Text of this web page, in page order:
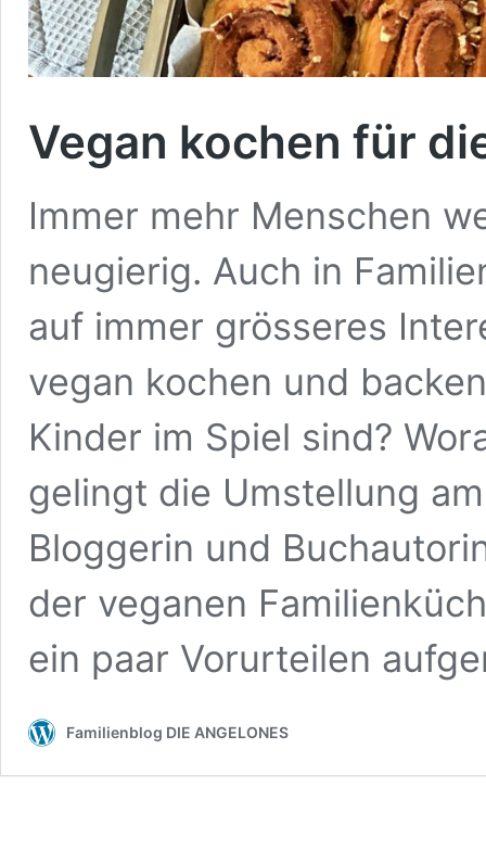
Vegan kochen für
Immer mehr Menschen
neugierig. Auch in
auf immer grösseres
vegan kochen und
Kinder im Spiel sind?
gelingt die Umstellung
Bloggerin und
der veganen
ein paar Vorurteilen
Familienblog DIE ANGELONES